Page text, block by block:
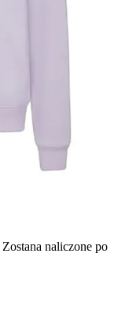
Zostana naliczone po